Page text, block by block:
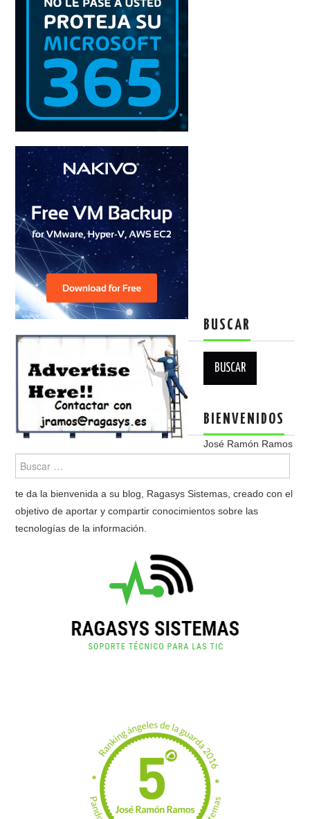
BUSCAR
BIENVENIDOS
José Ramón Ramos
te da la bienvenida a su blog, Ragasys Sistemas, creado con el
objetivo de aportar y compartir conocimientos sobre las
tecnologías de la información.